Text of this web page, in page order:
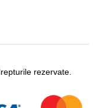
rezervate.